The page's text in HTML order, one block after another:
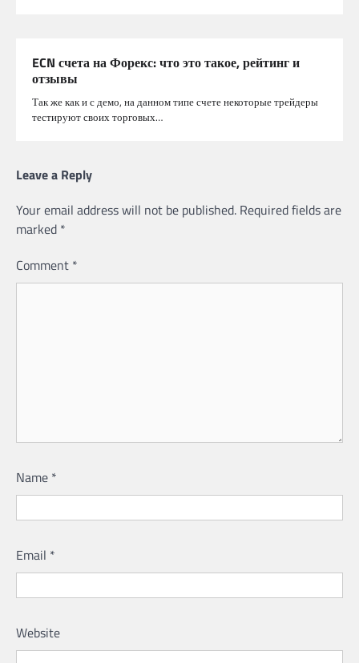
ECN счета на Форекс: что это такое, рейтинг и
отзывы
Так же как и с демо, на данном типе счете некоторые трейдеры
тестируют своих торговых…
Leave a Reply
Your email address will not be published. Required fields are
marked *
Comment *
Name *
Email *
Website